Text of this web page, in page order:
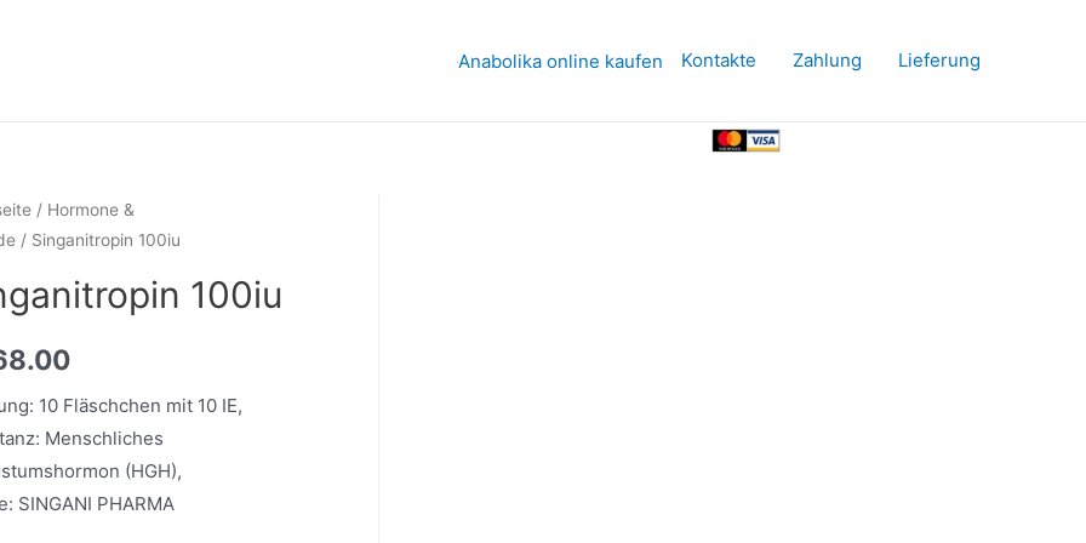
Anabolika online kaufen Kontakte Zahlung Lieferung
/ Hormone &
/ Singanitropin 100iu
100iu
10 Fläschchen mit 10 IE,
Menschliches
(HGH),
SINGANI PHARMA